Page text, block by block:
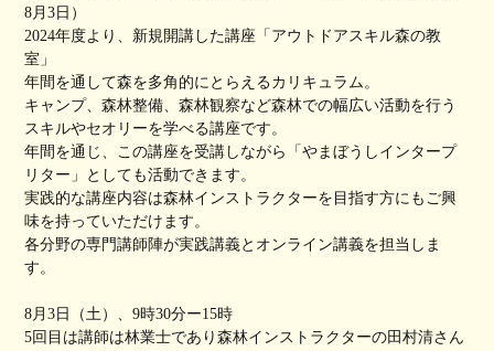
8月3日）
2024年度より、新規開講した講座「アウトドアスキル森の教
室」
年間を通して森を多角的にとらえるカリキュラム。
キャンプ、森林整備、森林観察など森林での幅広い活動を行う
スキルやセオリーを学べる講座です。
年間を通じ、この講座を受講しながら「やまぼうしインタープ
リター」としても活動できます。
実践的な講座内容は森林インストラクターを目指す方にもご興
味を持っていただけます。
各分野の専門講師陣が実践講義とオンライン講義を担当しま
す。
8月3日（土）、9時30分ー15時
︎5回目は講師は林業士であり森林インストラクターの田村清さん